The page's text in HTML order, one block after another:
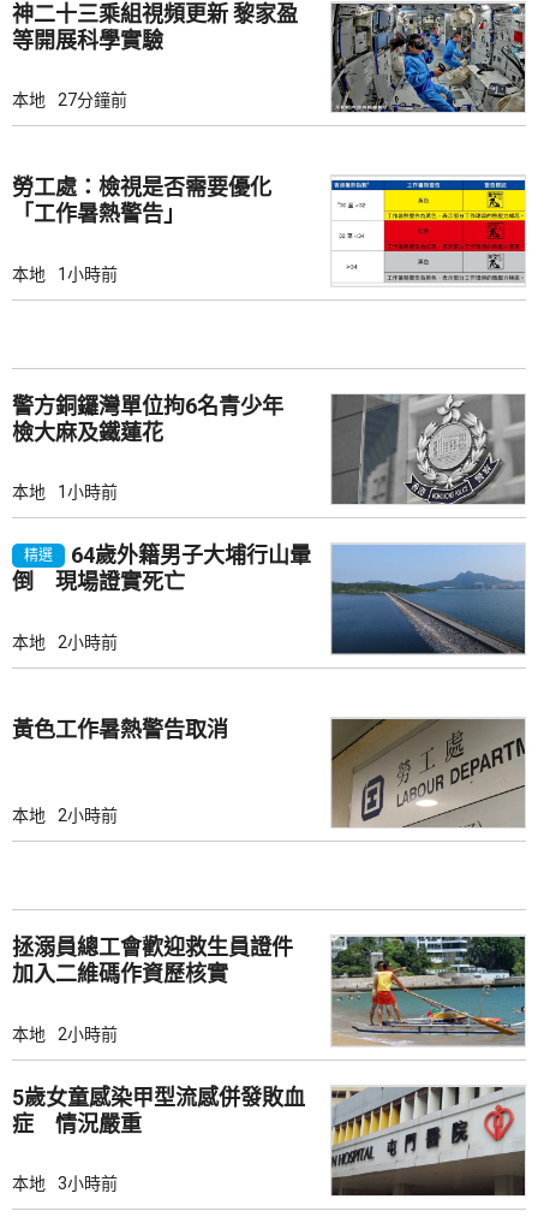
神二十三乘組視頻更新 黎家盈
等開展科學實驗
本地 27分鐘前
勞工處：檢視是否需要優化
「工作暑熱警告」
本地 1小時前
警方銅鑼灣單位拘6名青少年
檢大麻及鐵蓮花
本地 1小時前
精選
64歲外籍男子大埔行山暈
倒 現場證實死亡
本地 2小時前
黃色工作暑熱警告取消
本地 2小時前
拯溺員總工會歡迎救生員證件
加入二維碼作資歷核實
本地 2小時前
5歲女童感染甲型流感併發敗血
症 情況嚴重
本地 3小時前